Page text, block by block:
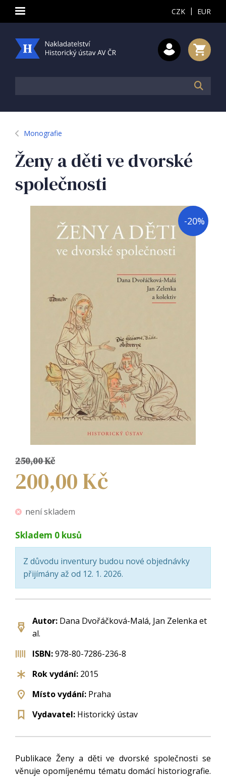
CZK | EUR
Monografie
Ženy a děti ve dvorské
společnosti
-20%
250,00Kč
200,00Kč
není skladem
Skladem 0 kusů
Z důvodu inventury budou nové objednávky
přijímány až od 12. 1. 2026.
Autor: Dana Dvořáčková-Malá, Jan Zelenka et
al.
ISBN:978-80-7286-236-8
Rok vydání: 2015
Místo vydání: Praha
Vydavatel: Historický ústav
Publikace Ženy a děti ve dvorské společnosti se
věnuje opomíjenému tématu domácí historiografie.